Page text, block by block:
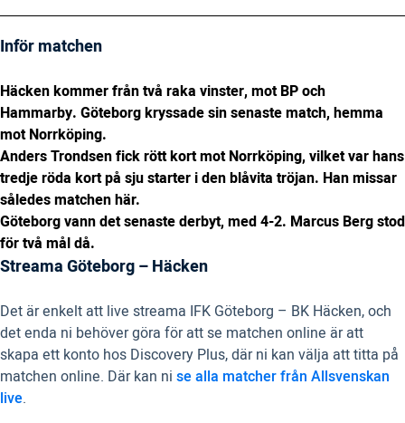
Inför matchen
Häcken kommer från två raka vinster, mot BP och
Hammarby. Göteborg kryssade sin senaste match, hemma
mot Norrköping.
Anders Trondsen fick rött kort mot Norrköping, vilket var hans
tredje röda kort på sju starter i den blåvita tröjan. Han missar
således matchen här.
Göteborg vann det senaste derbyt, med 4-2. Marcus Berg stod
för två mål då.
Streama Göteborg – Häcken
Det är enkelt att live streama IFK Göteborg – BK Häcken, och
det enda ni behöver göra för att se matchen online är att
skapa ett konto hos Discovery Plus, där ni kan välja att titta på
matchen online. Där kan ni se alla matcher från Allsvenskan
live.